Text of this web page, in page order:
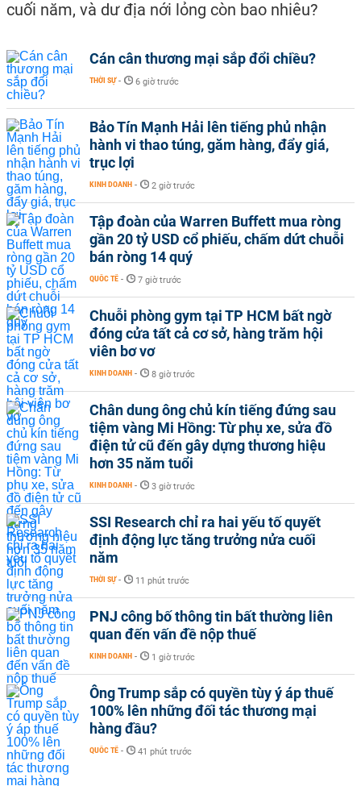
cuối năm, và dư địa nới lỏng còn bao nhiêu?
Cán cân thương mại sắp đổi chiều?
THỜI SỰ - 6 giờ trước
Bảo Tín Mạnh Hải lên tiếng phủ nhận
hành vi thao túng, găm hàng, đẩy giá,
trục lợi
KINH DOANH - 2 giờ trước
Tập đoàn của Warren Buffett mua ròng
gần 20 tỷ USD cổ phiếu, chấm dứt chuỗi
bán ròng 14 quý
QUỐC TẾ - 7 giờ trước
Chuỗi phòng gym tại TP HCM bất ngờ
đóng cửa tất cả cơ sở, hàng trăm hội
viên bơ vơ
KINH DOANH - 8 giờ trước
Chân dung ông chủ kín tiếng đứng sau
tiệm vàng Mi Hồng: Từ phụ xe, sửa đồ
điện tử cũ đến gây dựng thương hiệu
hơn 35 năm tuổi
KINH DOANH - 3 giờ trước
SSI Research chỉ ra hai yếu tố quyết
định động lực tăng trưởng nửa cuối
năm
THỜI SỰ - 11 phút trước
PNJ công bố thông tin bất thường liên
quan đến vấn đề nộp thuế
KINH DOANH - 1 giờ trước
Ông Trump sắp có quyền tùy ý áp thuế
100% lên những đối tác thương mại
hàng đầu?
QUỐC TẾ - 41 phút trước